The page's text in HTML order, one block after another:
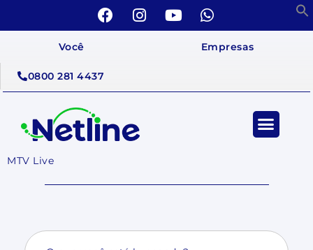
Você Empresas
0800 281 4437
MTV Live
Search
for: